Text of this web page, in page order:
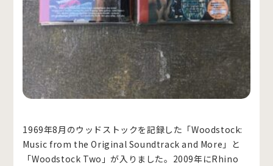
1969年8月のウッドストックを記録した「Woodstock:
Music from the Original Soundtrack and More」と
「Woodstock Two」が入りました。2009年にRhino